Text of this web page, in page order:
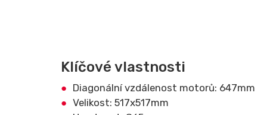
Klíčové vlastnosti
Diagonální vzdálenost motorů: 647mm
Velikost: 517x517mm